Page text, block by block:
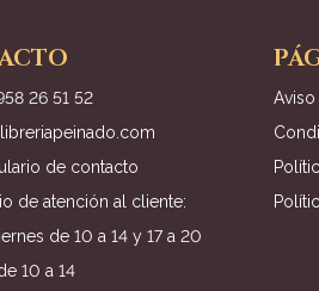
26 51 52
de contacto
de atención al cliente:
de 10 a 14 y 17 a 20
10 a 14
Aviso